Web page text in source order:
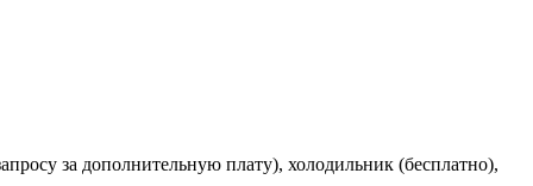
за дополнительную плату), холодильник (бесплатно),